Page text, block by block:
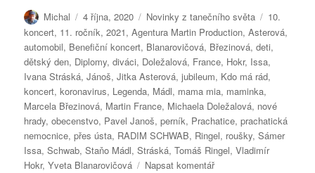
Autor:
Michal Publikováno:
4 října, 2020 Rubriky:
Novinky z tanečního světa Štítky:
10.
koncert, 11. ročník,2021,Agentura Martin Production,Asterová,
automobil, Benefiční koncert, Blanarovičová, Březinová,deti,
dětský den, Diplomy,diváci, Doležalová, France, Hokr, Issa,
Ivana Stráská,Jánoš,Jitka Asterová,jubileum, Kdo má rád,
koncert,koronavirus, Legenda, Mádl, mama mia, maminka,
Marcela Březinová, Martin France, Michaela Doležalová, nové
hrady,obecenstvo, Pavel Janoš,perník, Prachatice,prachatická
nemocnice,přes ústa, RADIM SCHWAB, Ringel, roušky,Sámer
Issa,Schwab,Staňo Mádl,Stráská,Tomáš Ringel,Vladimír
Hokr,Yveta Blanarovičová Napsat komentářpro